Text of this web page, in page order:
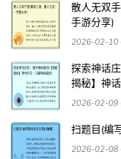
散人无双
手游分享)
2026-02-10
探索神话
揭秘】神
2026-02-09
扫题目(编
2026-02-08